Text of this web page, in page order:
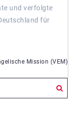
und verfolgte
für
Mission (VEM)